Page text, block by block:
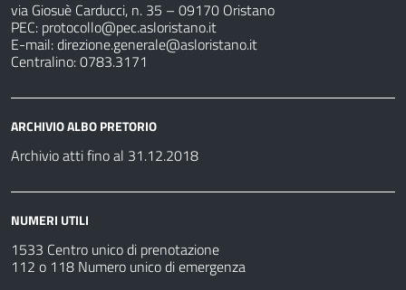
via Giosuè Carducci, n. 35 – 09170 Oristano
PEC: protocollo@pec.asloristano.it
E-mail:direzione.generale@asloristano.it
Centralino: 0783.3171
ARCHIVIO ALBO PRETORIO
Archivio atti fino al 31.12.2018
NUMERI UTILI
1533 Centro unico di prenotazione
112 o 118 Numero unico di emergenza